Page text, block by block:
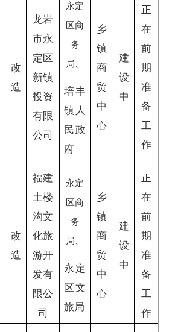
改
造
龙岩
市永
定区
新镇
投资
有限
公司
永定
区商
务
局、
培丰
镇人
民政
府
乡
镇
商
贸
中
心
建
设
中
正
在
前
期
准
备
工
作
改
造
福建
土楼
沟文
化旅
游开
发有
限公
司
永定
区商
务
局、
永定
区文
旅局
乡
镇
商
贸
中
心
建
设
中
正
在
前
期
准
备
工
作